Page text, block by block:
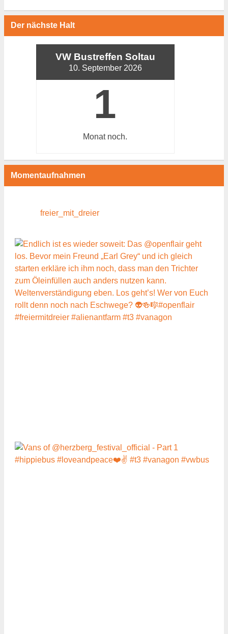
Der nächste Halt
VW Bustreffen Soltau
10. September 2026
1
Monatnoch.
Momentaufnahmen
freier_mit_dreier